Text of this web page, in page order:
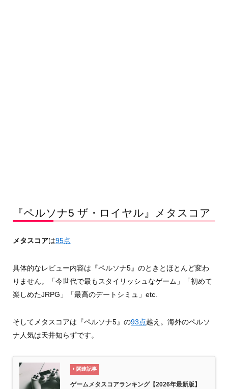
『ペルソナ5 ザ・ロイヤル』メタスコア
メタスコアは95点
具体的なレビュー内容は『ペルソナ5』のときとほとんど変わ
りません。「今世代で最もスタイリッシュなゲーム」「初めて
楽しめたJRPG」「最高のデートシミュ」etc.
そしてメタスコアは『ペルソナ5』の93点越え。海外のペルソ
ナ人気は天井知らずです。
関連記事
ゲームメタスコアランキング【2026年最新版】